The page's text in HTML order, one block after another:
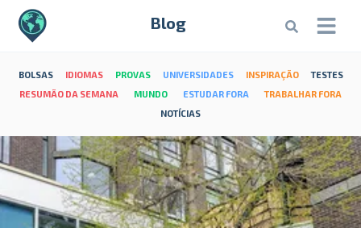
Blog
BOLSAS IDIOMAS PROVAS UNIVERSIDADES INSPIRAÇÃO
TESTES
RESUMÃO DA SEMANA
MUNDO ESTUDAR FORA
TRABALHAR FORA
NOTÍCIAS